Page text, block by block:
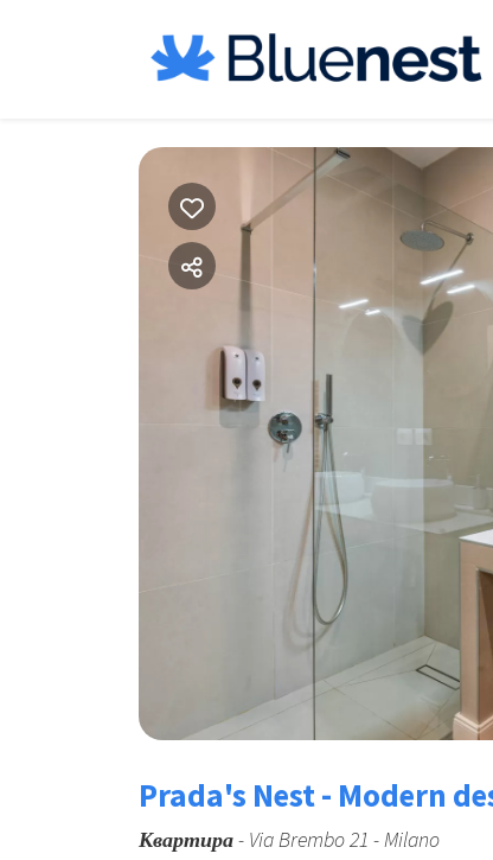
Prada's Nest - Modern
Квартира- Via Brembo 21 - Milano